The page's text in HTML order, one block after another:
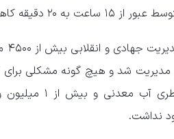
دقیقه کاهش یافت.
به خوبی مدیریت شد و هیچ گونه
نداشت.